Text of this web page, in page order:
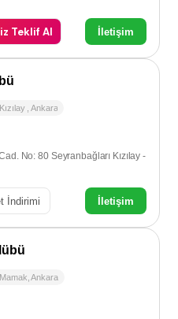
Teklif Al İletişim
Kızılay ,Ankara
No: 80 Seyranbağları Kızılay -
İndirimi İletişim
Mamak ,Ankara